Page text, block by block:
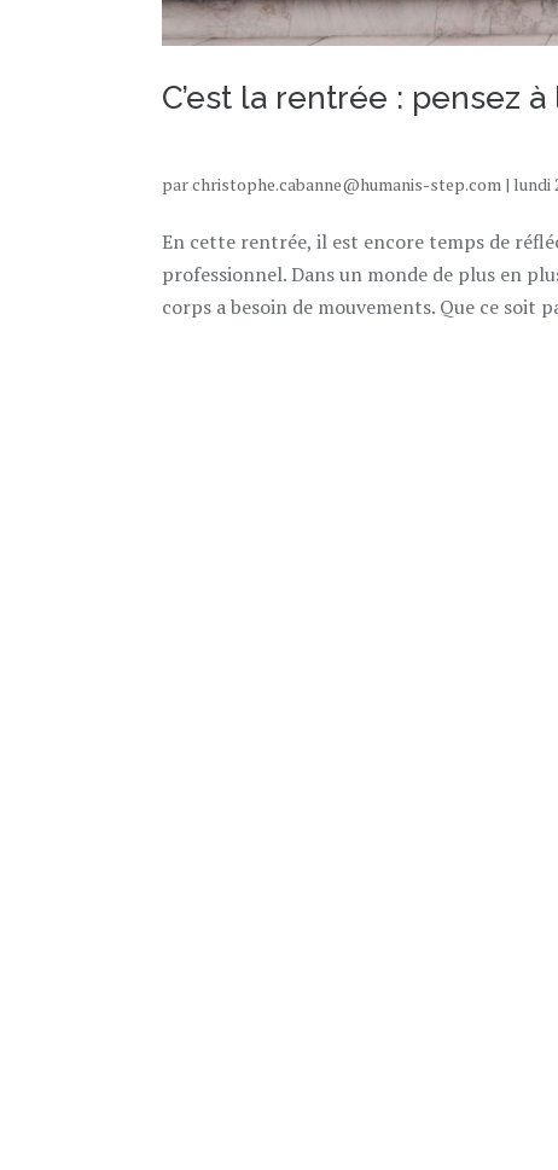
C’est la rentrée : pensez
parchristophe.cabanne@humanis-step.com | lundi
En cette rentrée, il est encore temps de
professionnel. Dans un monde de plus en
corps a besoin de mouvements. Que ce soit